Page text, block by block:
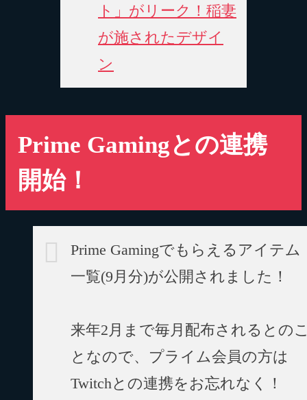
ト」がリーク！稲妻
が施されたデザイ
ン
Prime Gamingとの連携
開始！
Prime Gamingでもらえるアイテム
一覧(9月分)が公開されました！
来年2月まで毎月配布されるとの
となので、プライム会員の方は
Twitchとの連携をお忘れなく！